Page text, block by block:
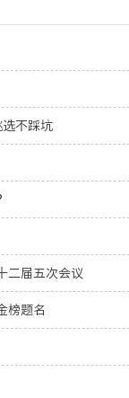
不踩坑
二届五次会议
榜题名